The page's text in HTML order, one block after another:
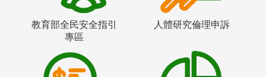
教育部全民安全指引
專區
人體研究倫理申訴